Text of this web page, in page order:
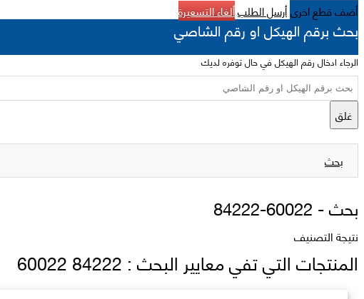
أضف قطع اخرىأرسل الطلبألغاء التسعيرة
بحث برقم الهيكل او رقم الشاصي
الرجاء ادخال رقم الهيكل في حال توفره لديك
غلق
بحث
بحث - 84222-60022
نتيجة التصنيف
المنتجات التي تفي معايير البحث : 84222 60022